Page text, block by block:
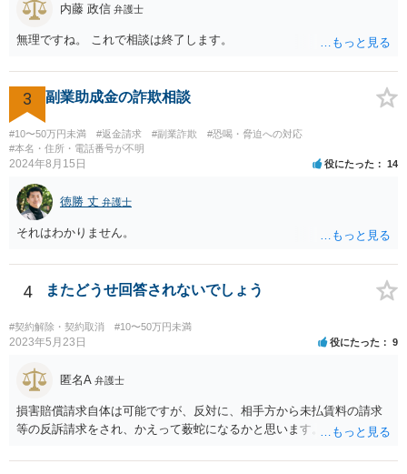
内藤 政信 弁護士
無理ですね。 これで相談は終了します。
3 副業助成金の詐欺相談
#10〜50万円未満 #返金請求 #副業詐欺
#恐喝・脅迫への対応
#本名・住所・電話番号が不明
2024年8月15日 役にたった 14
徳勝 丈 弁護士
それはわかりません。
4 またどうせ回答されないでしょう
#契約解除・契約取消 #10〜50万円未満
2023年5月23日 役にたった 9
匿名A 弁護士
損害賠償請求自体は可能ですが、反対に、相手方から未払賃料の請求
等の反訴請求をされ、かえって薮蛇になるかと思います。